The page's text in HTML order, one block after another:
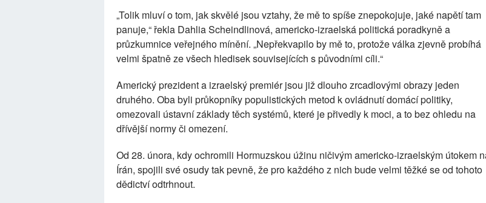
„Tolik mluví o tom, jak skvělé jsou vztahy, že mě to spíše znepokojuje, jaké napětí tam
panuje,“ řekla Dahlia Scheindlinová, americko-izraelská politická poradkyně a
průzkumnice veřejného mínění. „Nepřekvapilo by mě to, protože válka zjevně probíhá
velmi špatně ze všech hledisek souvisejících s původními cíli.“
Americký prezident a izraelský premiér jsou již dlouho zrcadlovými obrazy jeden
druhého. Oba byli průkopníky populistických metod k ovládnutí domácí politiky,
omezovali ústavní základy těch systémů, které je přivedly k moci, a to bez ohledu na
dřívější normy či omezení.
Od 28. února, kdy ochromili Hormuzskou úžinu ničivým americko-izraelským útokem
Írán, spojili své osudy tak pevně, že pro každého z nich bude velmi těžké se od tohoto
dědictví odtrhnout.